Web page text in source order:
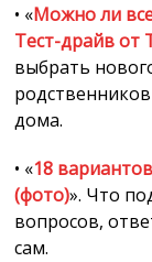
• «Можно ли
Тест-драйв от
выбрать
дома.
• «18
(фото)». Что
вопросов,
сам.